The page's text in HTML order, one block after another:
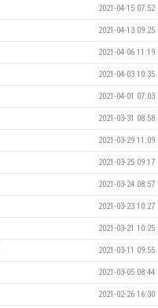
2021-04-15 07:52
2021-04-13 09:25
2021-04-06 11:19
2021-04-03 10:35
2021-04-01 07:03
2021-03-31 08:58
2021-03-29 11:09
2021-03-25 09:17
2021-03-24 08:57
2021-03-23 10:27
2021-03-21 10:25
2021-03-11 09:55
2021-03-05 08:44
2021-02-26 16:30